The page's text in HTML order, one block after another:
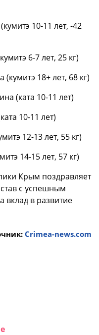
10-11 лет, -42
6-7 лет, 25 кг)
18+ лет, 68 кг)
(ката 10-11 лет)
10-11 лет)
12-13 лет, 55 кг)
14-15 лет, 57 кг)
Крым поздравляет
с успешным
вклад в развитие
Crimea-news.com
e